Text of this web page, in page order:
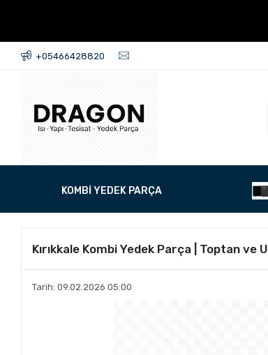
+05466428820
KOMBİ YEDEK PARÇA
Kırıkkale Kombi Yedek Parça | Toptan ve
Tarih: 09.02.2026 05:00